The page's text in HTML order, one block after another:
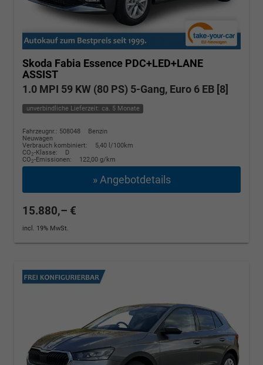
Skoda Fabia Essence PDC+LED+LANE
ASSIST
1.0 MPI 59 KW (80 PS) 5-Gang, Euro 6 EB [8]
unverbindliche Lieferzeit: ca. 5 Monate
Fahrzeugnr.: 508048
Benzin
Neuwagen
Verbrauch kombiniert:
5,40 l/100km
CO2-Klasse:
D
CO2-Emissionen: 122,00 g/km
» Angebotdetails
15.880,– €
incl. 19% MwSt.